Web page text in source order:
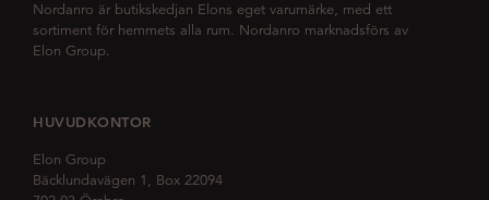
Nordanro är butikskedjan Elons eget varumärke, med ett
sortiment för hemmets alla rum. Nordanro marknadsförs av
Elon Group.
HUVUDKONTOR
Elon Group
Bäcklundavägen 1, Box 22094